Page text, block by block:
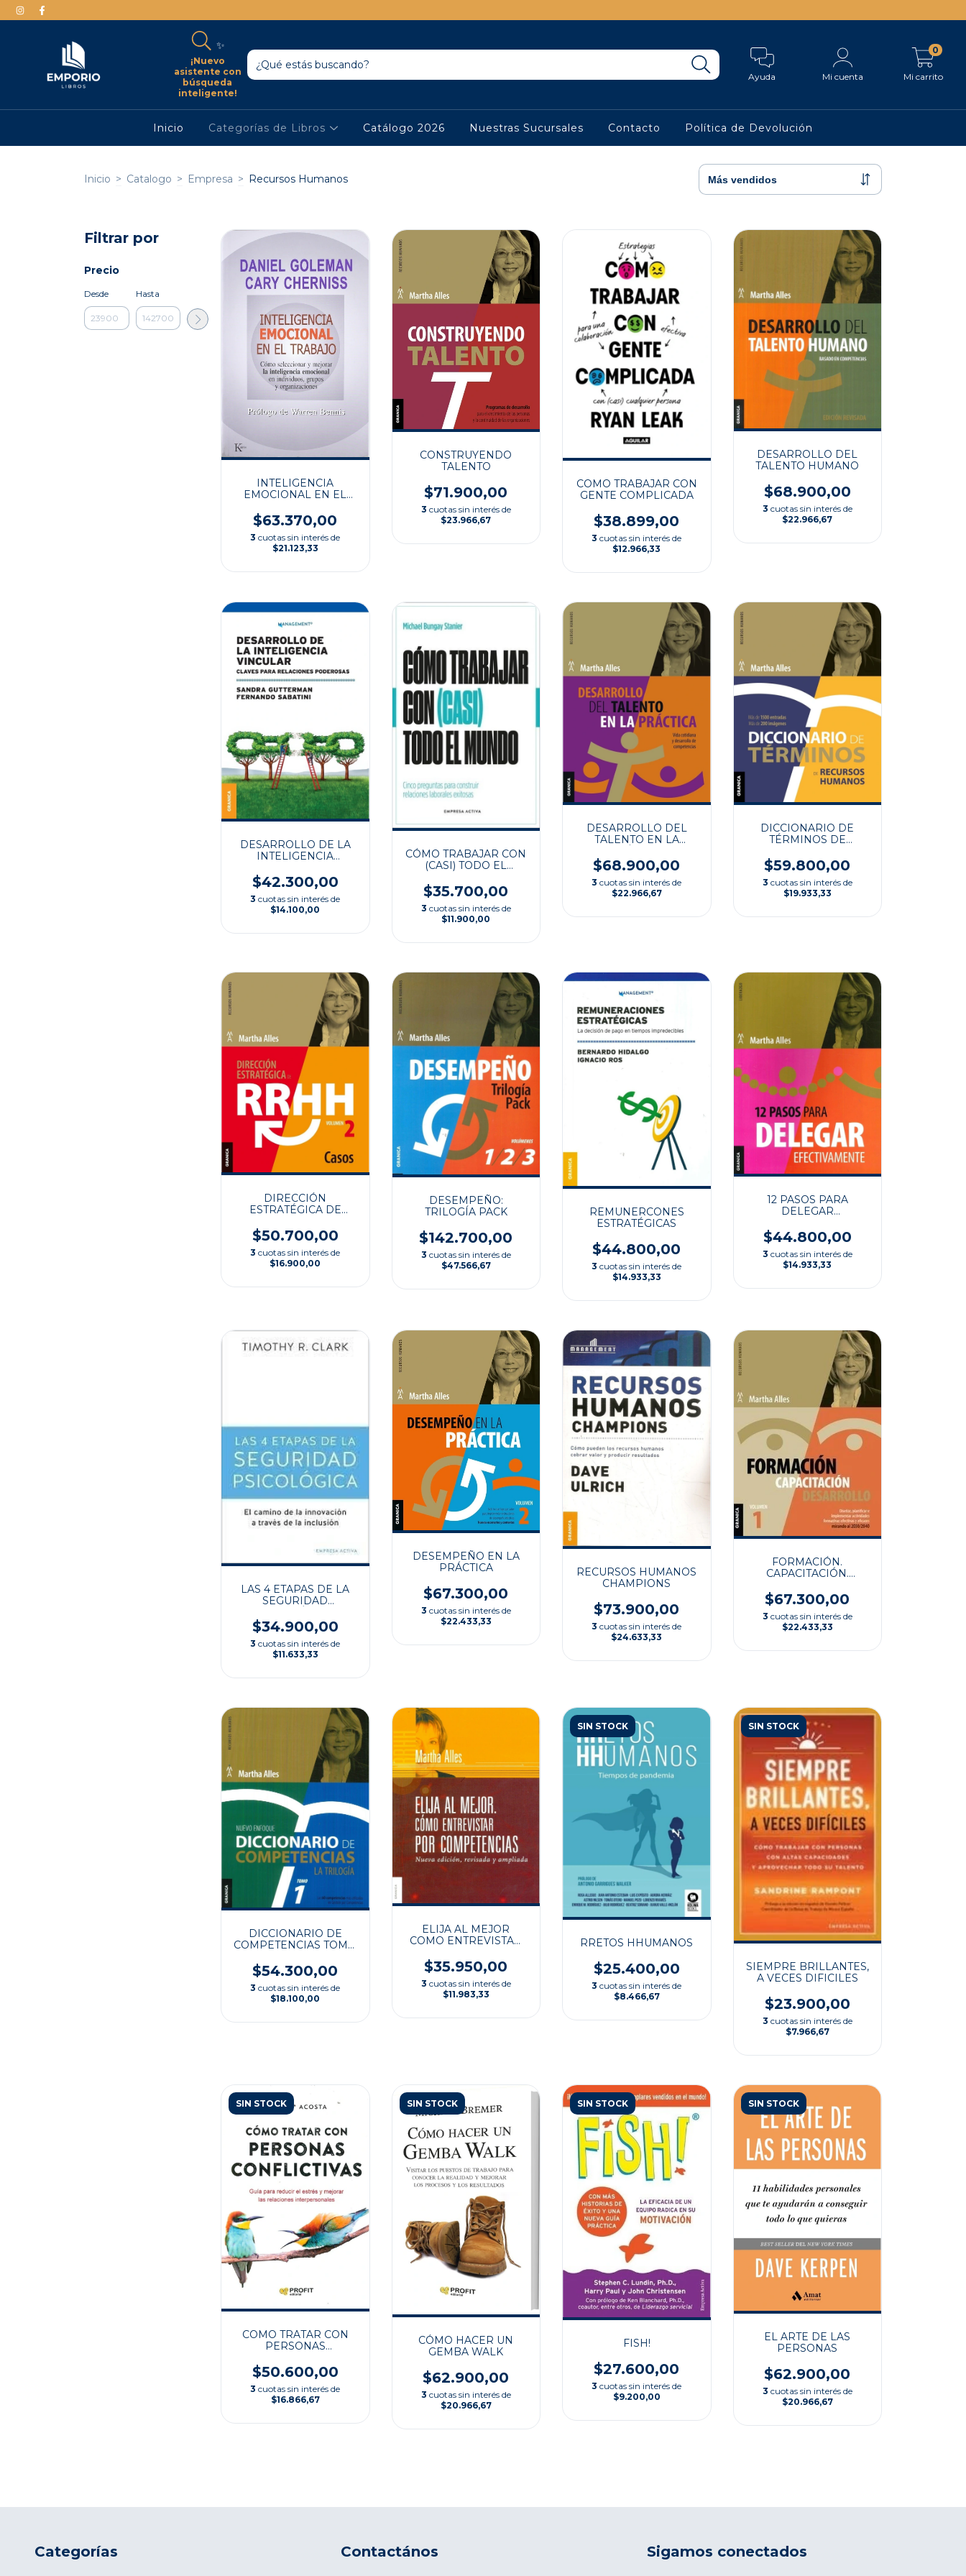
✨
¡Nuevo
asistente con
búsqueda
inteligente!
Ayuda Mi cuenta Mi carrito
0
Inicio Categorías de Libros Catálogo 2026 Nuestras Sucursales Contacto Política de Devolución
Inicio > Catalogo > Empresa > Recursos Humanos
Filtrar por
Precio
Desde Hasta
INTELIGENCIA
EMOCIONAL EN EL
$63.370,00
3 cuotas sin interés de
$21.123,33
CONSTRUYENDO
TALENTO
$71.900,00
3 cuotas sin interés de
$23.966,67
COMO TRABAJAR CON
GENTE COMPLICADA
$38.899,00
3 cuotas sin interés de
$12.966,33
DESARROLLO DEL
TALENTO HUMANO
$68.900,00
3 cuotas sin interés de
$22.966,67
DESARROLLO DE LA
INTELIGENCIA
$42.300,00
3 cuotas sin interés de
$14.100,00
CÓMO TRABAJAR CON
(CASI) TODO EL
$35.700,00
3 cuotas sin interés de
$11.900,00
DESARROLLO DEL
TALENTO EN LA
$68.900,00
3 cuotas sin interés de
$22.966,67
DICCIONARIO DE
TÉRMINOS DE
$59.800,00
3 cuotas sin interés de
$19.933,33
DIRECCIÓN
ESTRATÉGICA DE
$50.700,00
3 cuotas sin interés de
$16.900,00
DESEMPEÑO:
TRILOGÍA PACK
$142.700,00
3 cuotas sin interés de
$47.566,67
REMUNERCONES
ESTRATÉGICAS
$44.800,00
3 cuotas sin interés de
$14.933,33
12 PASOS PARA
DELEGAR
$44.800,00
3 cuotas sin interés de
$14.933,33
LAS 4 ETAPAS DE LA
SEGURIDAD
$34.900,00
3 cuotas sin interés de
$11.633,33
DESEMPEÑO EN LA
PRÁCTICA
$67.300,00
3 cuotas sin interés de
$22.433,33
RECURSOS HUMANOS
CHAMPIONS
$73.900,00
3 cuotas sin interés de
$24.633,33
FORMACIÓN.
CAPACITACIÓN.
$67.300,00
3 cuotas sin interés de
$22.433,33
DICCIONARIO DE
COMPETENCIAS TOMO
$54.300,00
3 cuotas sin interés de
$18.100,00
ELIJA AL MEJOR
COMO ENTREVISTAR
$35.950,00
3 cuotas sin interés de
$11.983,33
SIN STOCK
RRETOS HHUMANOS
$25.400,00
3 cuotas sin interés de
$8.466,67
SIN STOCK
SIEMPRE BRILLANTES,
A VECES DIFICILES
$23.900,00
3 cuotas sin interés de
$7.966,67
SIN STOCK
COMO TRATAR CON
PERSONAS
$50.600,00
3 cuotas sin interés de
$16.866,67
SIN STOCK
CÓMO HACER UN
GEMBA WALK
$62.900,00
3 cuotas sin interés de
$20.966,67
SIN STOCK
FISH!
$27.600,00
3 cuotas sin interés de
$9.200,00
SIN STOCK
EL ARTE DE LAS
PERSONAS
$62.900,00
3 cuotas sin interés de
$20.966,67
Categorías Contactános Sigamos conectados